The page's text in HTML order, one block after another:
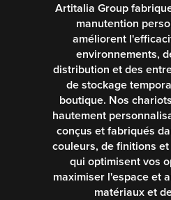
Artitalia Group
manutention
améliorent
environnements,
distribution et des
de stockage
boutique. Nos
hautement
conçus et fabriqués
couleurs, de finitions
qui optimisent vos
maximiser l'espace et
matériaux et